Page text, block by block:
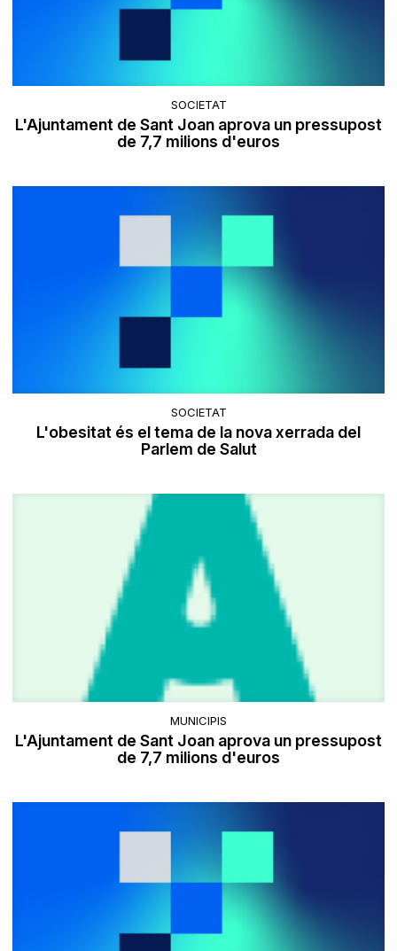
SOCIETAT
L'Ajuntament de Sant Joan aprova un pressupost
de 7,7 milions d'euros
SOCIETAT
L'obesitat és el tema de la nova xerrada del
Parlem de Salut
MUNICIPIS
L'Ajuntament de Sant Joan aprova un pressupost
de 7,7 milions d'euros